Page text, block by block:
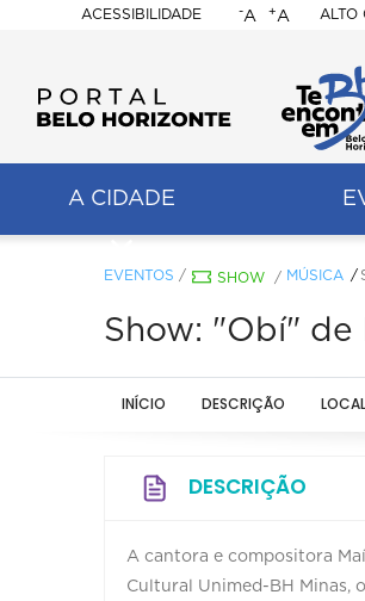
ACESSIBILIDADE
BELO
-A +A ALTO
A CIDADE
EVENTOS / SHOW / MÚSICA
Show: "Obí" de
INÍCIO DESCRIÇÃO
DESCRIÇÃO
A cantora e compositora
Cultural Unimed-BH Minas,